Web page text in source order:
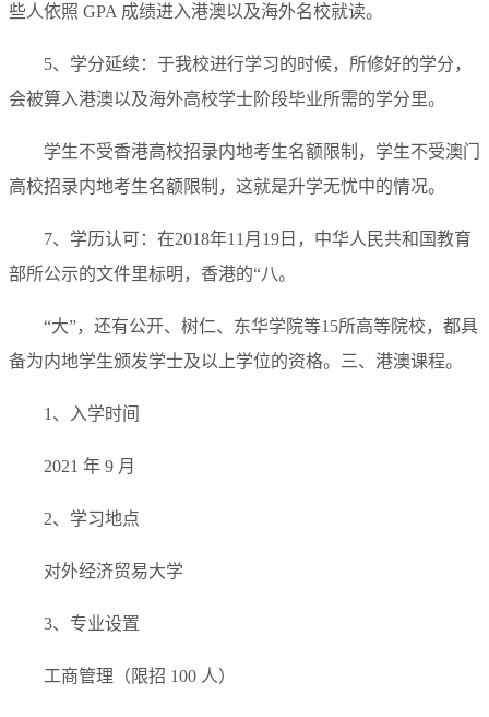
些人依照 GPA 成绩进入港澳以及海外名校就读。
5、学分延续：于我校进行学习的时候，所修好的学分，
会被算入港澳以及海外高校学士阶段毕业所需的学分里。
学生不受香港高校招录内地考生名额限制，学生不受澳门
高校招录内地考生名额限制，这就是升学无忧中的情况。
7、学历认可：在2018年11月19日，中华人民共和国教育
部所公示的文件里标明，香港的“八。
“大”，还有公开、树仁、东华学院等15所高等院校，都具
备为内地学生颁发学士及以上学位的资格。三、港澳课程。
1、入学时间
2021 年 9 月
2、学习地点
对外经济贸易大学
3、专业设置
工商管理（限招 100 人）